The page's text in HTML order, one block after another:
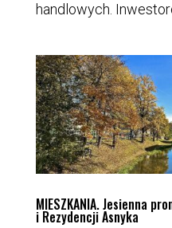
handlowych.
MIESZKANIA. Jesienna
i Rezydencji Asnyka